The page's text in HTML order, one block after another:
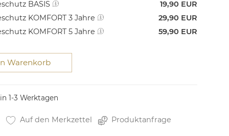
1-3 Werktagen
BASIS
19,90 EUR
KOMFORT 3 Jahre
29,90 EUR
KOMFORT 5 Jahre
59,90 EUR
Warenkorb
Auf den Merkzettel Produktanfrage